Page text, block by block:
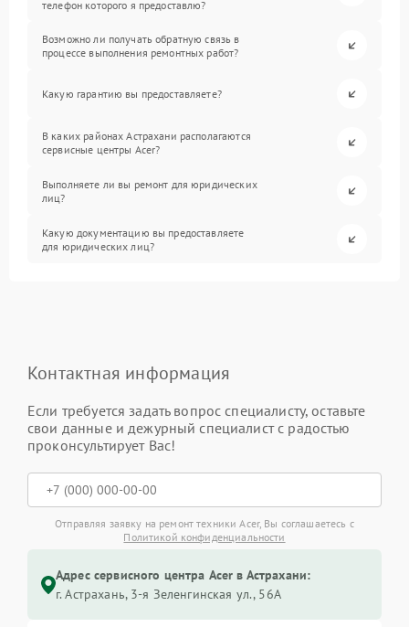
телефон которого я предоставлю?
Возможно ли получать обратную связь в
процессе выполнения ремонтных работ?
Какую гарантию вы предоставляете?
В каких районах Астрахани располагаются
сервисные центры Acer?
Выполняете ли вы ремонт для юридических
лиц?
Какую документацию вы предоставляете
для юридических лиц?
Контактная информация
Если требуется задать вопрос специалисту, оставьте
свои данные и дежурный специалист с радостью
проконсультирует Вас!
Отправляя заявку на ремонт техники Acer, Вы соглашаетесь с
Политикой конфиденциальности
Адрес сервисного центра Acer в Астрахани:
г. Астрахань, 3-я Зеленгинская ул., 56А